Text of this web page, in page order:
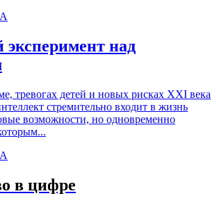
эксперимент над
тревогах детей и новых рисках XXI века
стремительно входит в жизнь
возможности, но одновременно
в цифре